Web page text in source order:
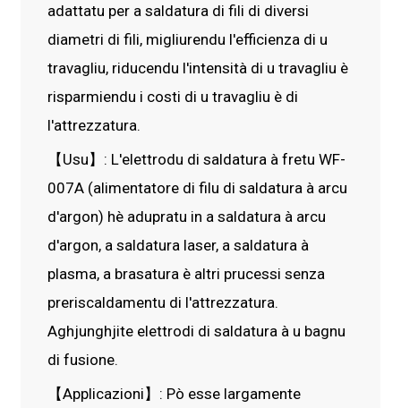
adattatu per a saldatura di fili di diversi
diametri di fili, migliurendu l'efficienza di u
travagliu, riducendu l'intensità di u travagliu è
risparmiendu i costi di u travagliu è di
l'attrezzatura.
【Usu】: L'elettrodu di saldatura à fretu WF-
007A (alimentatore di filu di saldatura à arcu
d'argon) hè adupratu in a saldatura à arcu
d'argon, a saldatura laser, a saldatura à
plasma, a brasatura è altri prucessi senza
preriscaldamentu di l'attrezzatura.
Aghjunghjite elettrodi di saldatura à u bagnu
di fusione.
【Applicazioni】: Pò esse largamente